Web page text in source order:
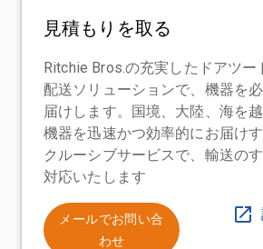
見積もりを取る
Ritchie Bros.の充実したドアツー
配送ソリューションで、機器を
届けします。国境、大陸、海を
機器を迅速かつ効率的にお届け
クルーシブサービスで、輸送の
対応いたします
メールでお問い合
わせ